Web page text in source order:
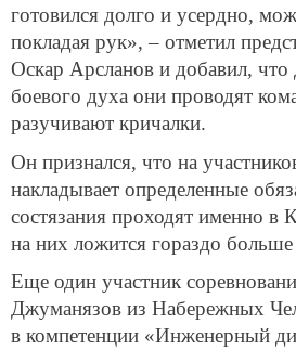
готовился долго и усердно,
покладая рук», – отметил
Оскар Арсланов и добавил, что
боевого духа они проводят
разучивают кричалки.
Он признался, что на
накладывает определенные
состязания проходят именно в
на них ложится гораздо больше
Еще один участник
Джуманязов из Набережных
в компетенции «Инженерный